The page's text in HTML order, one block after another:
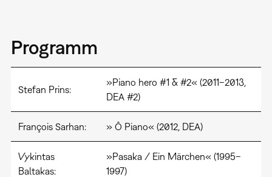
Programm
Stefan Prins:
»Piano hero #1 & #2« (2011–2013,
DEA #2)
François Sarhan: » Ô Piano« (2012, DEA)
Vykintas
Baltakas:
»Pasaka / Ein Märchen« (1995–
1997)